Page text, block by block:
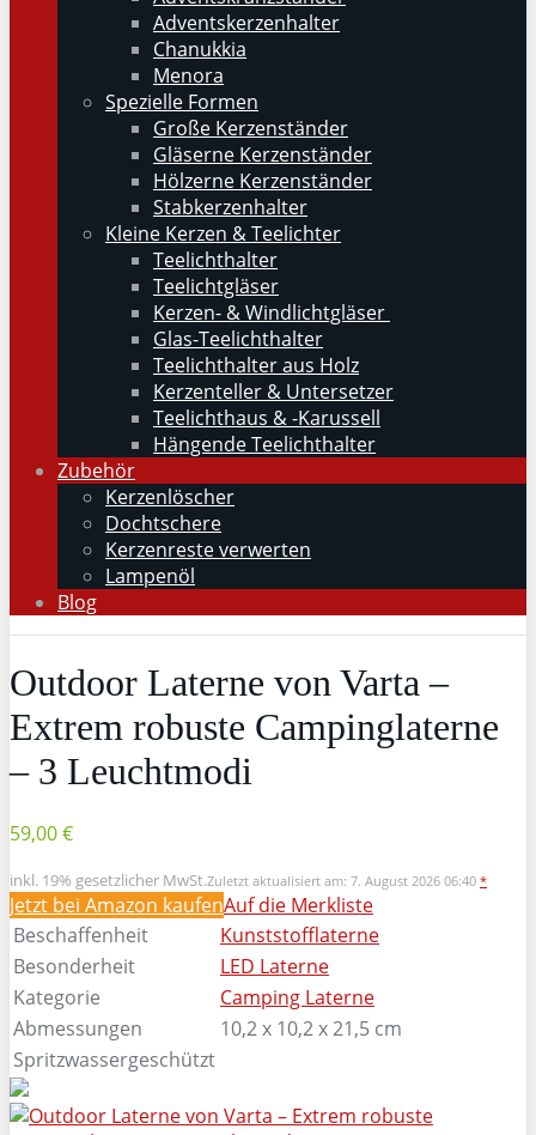
Adventskerzenhalter
Chanukkia
Menora
Spezielle Formen
Große Kerzenständer
Gläserne Kerzenständer
Hölzerne Kerzenständer
Stabkerzenhalter
Kleine Kerzen & Teelichter
Teelichthalter
Teelichtgläser
Kerzen- & Windlichtgläser
Glas-Teelichthalter
Teelichthalter aus Holz
Kerzenteller & Untersetzer
Teelichthaus & -Karussell
Hängende Teelichthalter
Zubehör
Kerzenlöscher
Dochtschere
Kerzenreste verwerten
Lampenöl
Blog
Outdoor Laterne von Varta –
Extrem robuste Campinglaterne
– 3 Leuchtmodi
59,00 €
inkl. 19% gesetzlicher MwSt.Zuletzt aktualisiert am: 7. August 2026 06:40 *
Jetzt bei Amazon kaufenAuf die Merkliste
Beschaffenheit
Kunststofflaterne
Besonderheit
LED Laterne
Kategorie
Camping Laterne
Abmessungen
10,2 x 10,2 x 21,5 cm
Spritzwassergeschützt